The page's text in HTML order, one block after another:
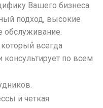
Вашего бизнеса.
подход, высокие
обслуживание.
всегда
консультирует по всем
и четкая